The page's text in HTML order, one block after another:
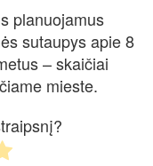
planuojamus
sutaupys apie 8
– skaičiai
mieste.